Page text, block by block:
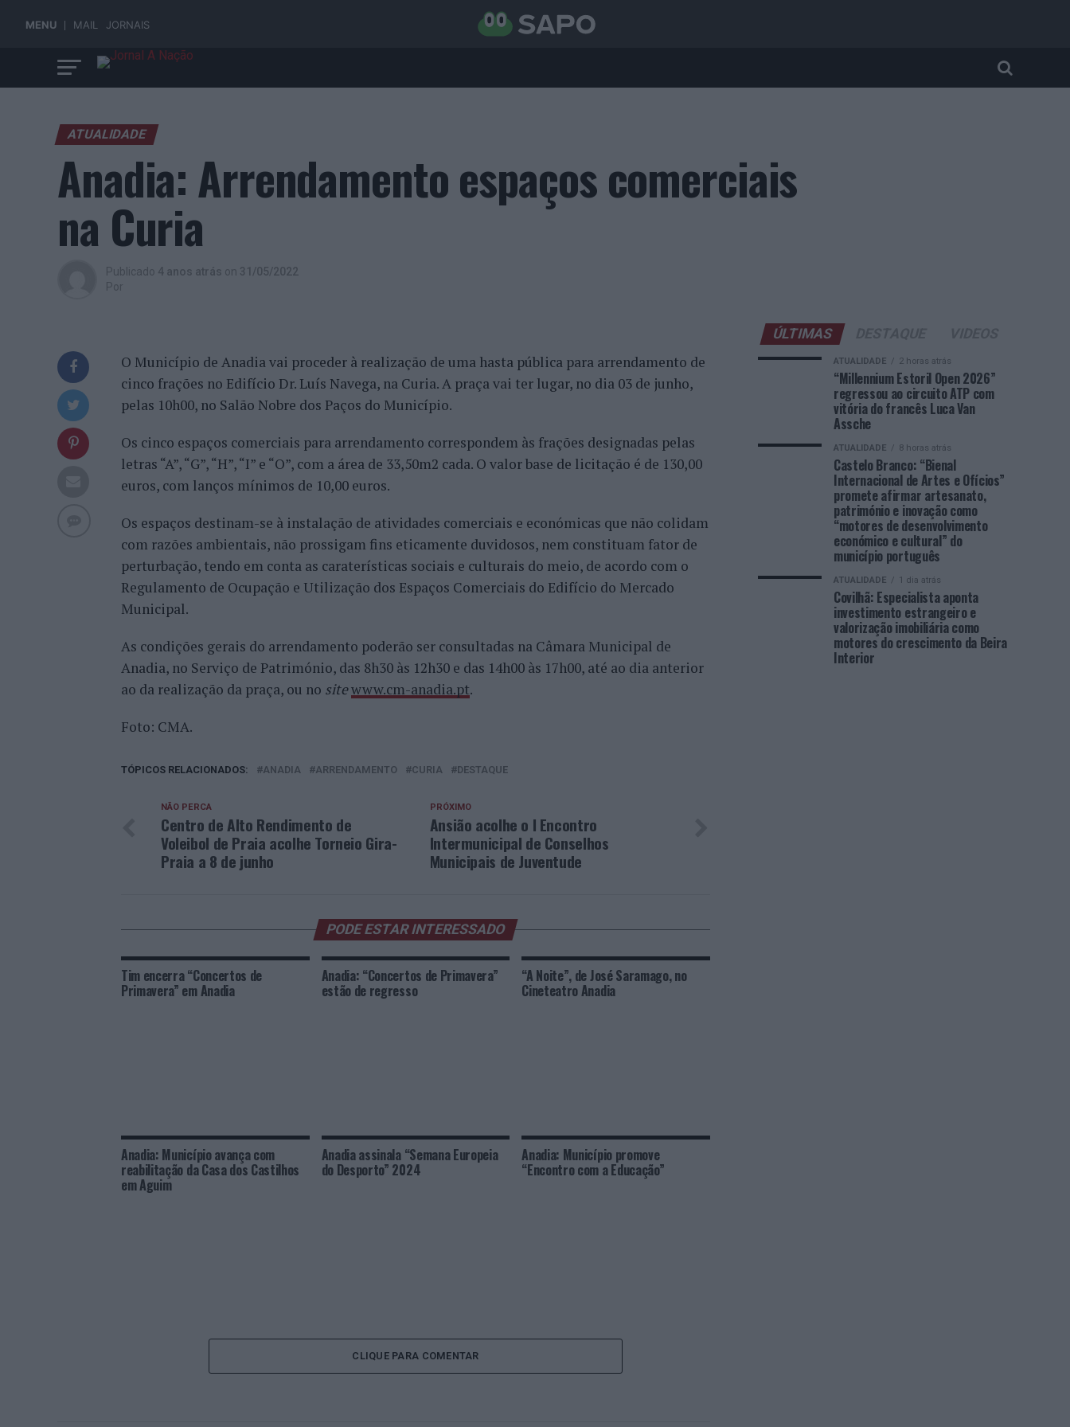
MENU MAIL JORNAIS
ATUALIDADE
Anadia: Arrendamento espaços comerciais
na Curia
Publicado 4 anos atrás on 31/05/2022
Por
O Município de Anadia vai proceder à realização de uma hasta pública para arrendamento de
cinco frações no Edifício Dr. Luís Navega, na Curia. A praça vai ter lugar, no dia 03 de junho,
pelas 10h00, no Salão Nobre dos Paços do Município.
Os cinco espaços comerciais para arrendamento correspondem às frações designadas pelas
letras “A”, “G”, “H”, “I” e “O”, com a área de 33,50m2 cada. O valor base de licitação é de 130,00
euros, com lanços mínimos de 10,00 euros.
Os espaços destinam-se à instalação de atividades comerciais e económicas que não colidam
com razões ambientais, não prossigam fins eticamente duvidosos, nem constituam fator de
perturbação, tendo em conta as caraterísticas sociais e culturais do meio, de acordo com o
Regulamento de Ocupação e Utilização dos Espaços Comerciais do Edifício do Mercado
Municipal.
As condições gerais do arrendamento poderão ser consultadas na Câmara Municipal de
Anadia, no Serviço de Património, das 8h30 às 12h30 e das 14h00 às 17h00, até ao dia anterior
ao da realização da praça, ou no sitewww.cm-anadia.pt.
Foto: CMA.
TÓPICOS RELACIONADOS: ANADIA ARRENDAMENTO CURIA DESTAQUE
PRÓXIMO
Ansião acolhe o I Encontro
Intermunicipal de Conselhos
Municipais de Juventude
NÃO PERCA
Centro de Alto Rendimento de
Voleibol de Praia acolhe Torneio Gira-
Praia a 8 de junho
PODE ESTAR INTERESSADO
Tim encerra “Concertos de
Primavera” em Anadia
Anadia: “Concertos de Primavera”
estão de regresso
“A Noite”, de José Saramago, no
Cineteatro Anadia
Anadia: Município avança com
reabilitação da Casa dos Castilhos
em Aguim
Anadia assinala “Semana Europeia
do Desporto” 2024
Anadia: Município promove
“Encontro com a Educação”
CLIQUE PARA COMENTAR
ÚLTIMAS
ATUALIDADE 2 horas atrás
“Millennium Estoril Open 2026”
regressou ao circuito ATP com
vitória do francês Luca Van
Assche
ATUALIDADE 8 horas atrás
Castelo Branco: “Bienal
Internacional de Artes e Ofícios”
promete afirmar artesanato,
património e inovação como
“motores de desenvolvimento
económico e cultural” do
município português
ATUALIDADE 1 dia atrás
Covilhã: Especialista aponta
investimento estrangeiro e
valorização imobiliária como
motores do crescimento da Beira
Interior